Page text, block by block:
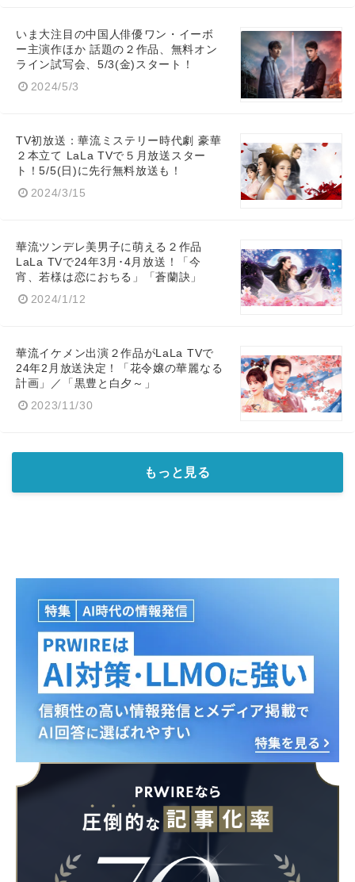
いま大注目の中国人俳優ワン・イーボ
ー主演作ほか 話題の２作品、無料オン
ライン試写会、5/3(金)スタート！
2024/5/3
TV初放送：華流ミステリー時代劇 豪華
２本立て LaLa TVで５月放送スター
ト！5/5(日)に先行無料放送も！
2024/3/15
華流ツンデレ美男子に萌える２作品
LaLa TVで24年3月･4月放送！「今
宵、若様は恋におちる」「蒼蘭訣」
2024/1/12
華流イケメン出演２作品がLaLa TVで
24年2月放送決定！「花令嬢の華麗なる
計画」／「黒豊と白夕～」
2023/11/30
もっと見る